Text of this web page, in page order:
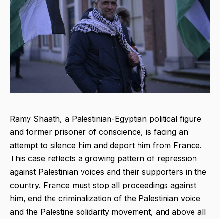
Ramy Shaath, a Palestinian-Egyptian political figure
and former prisoner of conscience, is facing an
attempt to silence him and deport him from France.
This case reflects a growing pattern of repression
against Palestinian voices and their supporters in the
country. France must stop all proceedings against
him, end the criminalization of the Palestinian voice
and the Palestine solidarity movement, and above all